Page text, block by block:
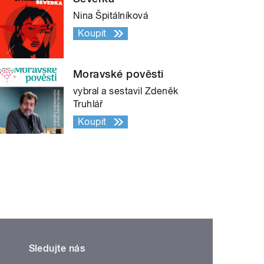
Nina Špitálníková
Koupit
Moravské pověsti
vybral a sestavil Zdeněk
Truhlář
Koupit
Sledujte nás